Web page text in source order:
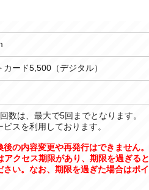
ード5,500（デジタル）
数は、最大で5回までとなります。
スを利用しております。
の内容変更や再発行はできません。
クセス期限があり、期限を過ぎる
い。なお、期限を過ぎた場合はポ